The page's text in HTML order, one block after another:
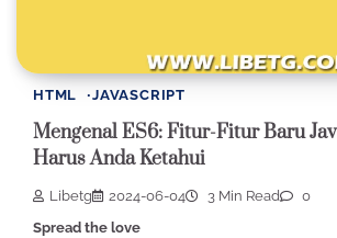
HTML JAVASCRIPT
Mengenal ES6: Fitur-Fitur Baru
Harus Anda Ketahui
Libetg 2024-06-04 3 Min Read
0
Spread the love